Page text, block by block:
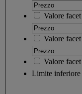
Valore facet
Valore facet
Valore facet
Limite inferiore